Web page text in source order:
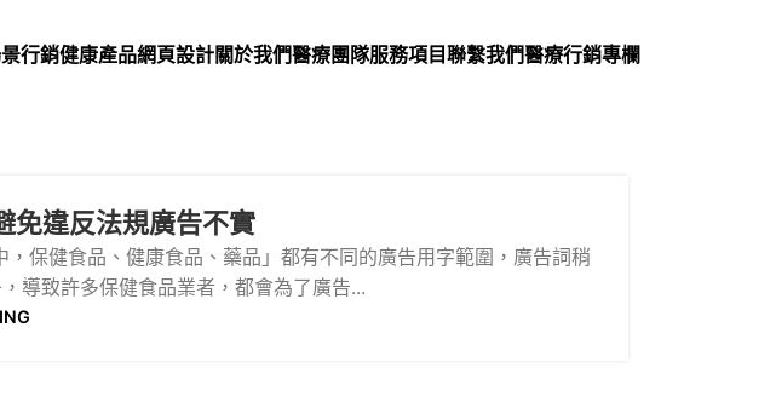
行銷健康產品網頁設計關於我們醫療團隊服務項目聯繫我們醫療行銷專欄
免違反法規廣告不實
保健食品、健康食品、藥品」都有不同的廣告用字範圍，廣告詞稍
導致許多保健食品業者，都會為了廣告...